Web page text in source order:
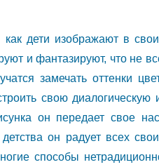
дети изображают в
и фантазируют, что не
замечать оттенки
свою диалогическую
он передает свое
он радует всех
способы